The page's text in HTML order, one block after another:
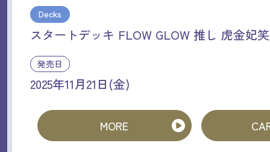
Decks
スタートデッキ FLOW GLOW 推し 虎金妃
発売日
2025年11月21日(金)
MORE